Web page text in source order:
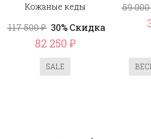
Кожаные кеды
117 500₽ 30% Скидка
82 250 ₽
SALE
59